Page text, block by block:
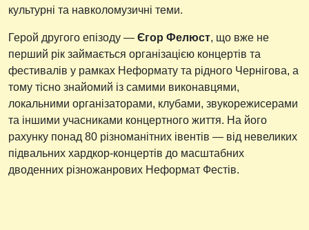
культурні та навколомузичні теми.
Герой другого епізоду — Єгор Фелюст, що вже не
перший рік займається організацією концертів та
фестивалів у рамках Неформату та рідного Чернігова, а
тому тісно знайомий із самими виконавцями,
локальними організаторами, клубами, звукорежисерами
та іншими учасниками концертного життя. На його
рахунку понад 80 різноманітних івентів — від невеликих
підвальних хардкор-концертів до масштабних
дводенних різножанрових Неформат Фестів.